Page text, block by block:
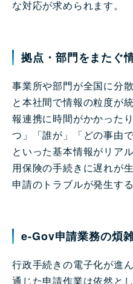
な対応が求められます。
拠点・部門をまたぐ
事業所や部門が全国に分
と本社間で情報の粒度が
報連携に時間がかかった
つ」「誰が」「どの事由
といった基本情報がリア
用保険の手続きに遅れが
申請のトラブルが発生す
e-Gov申請業務の煩
行政手続きの電子化が進
通じた申請作業は依然と